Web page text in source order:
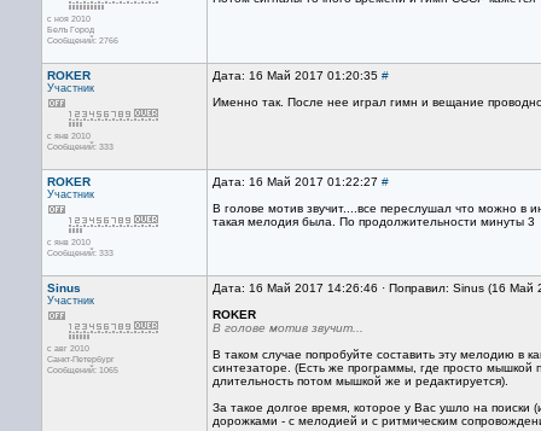
с ноя 2010
Белъ Город
Сообщений: 2766
ROKER
Участник
с янв 2010
Сообщений: 333
Дата: 16 Май 2017 01:20:35 #
Именно так. После нее играл гимн и вещание
ROKER
Участник
с янв 2010
Сообщений: 333
Дата: 16 Май 2017 01:22:27 #
В голове мотив звучит....все переслушал что можно в
такая мелодия была. По продолжительности минуты 3
Sinus
Участник
с авг 2010
Санкт-Петербург
Сообщений: 1065
Дата: 16 Май 2017 14:26:46 · Поправил: Sinus (16 Май
ROKER
В голове мотив звучит...
В таком случае попробуйте составить эту мелодию в
синтезаторе. (Есть же программы, где просто мышкой
длительность потом мышкой же и редактируется).
За такое долгое время, которое у Вас ушло на поиски
дорожками - с мелодией и с ритмическим